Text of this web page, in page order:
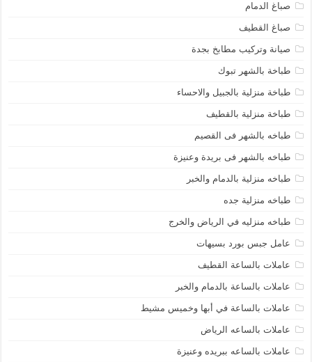
صباغ الدمام
صباغ القطيف
صيانة وتركيب مطابخ بجدة
طباخة بالشهر تبوك
طباخة منزلية بالجبيل والاحساء
طباخة منزلية بالقطيف
طباخه بالشهر فى القصيم
طباخه بالشهر فى بريدة وعنيزة
طباخه منزلية بالدمام والخبر
طباخه منزلية جده
طباخه منزليه في الرياض والخرج
عامل جبس بورد بسيهات
عاملات بالساعة القطيف
عاملات بالساعة بالدمام والخبر
عاملات بالساعة في أبها وخميس مشيط
عاملات بالساعه الرياض
عاملات بالساعه ببريده وعنيزة